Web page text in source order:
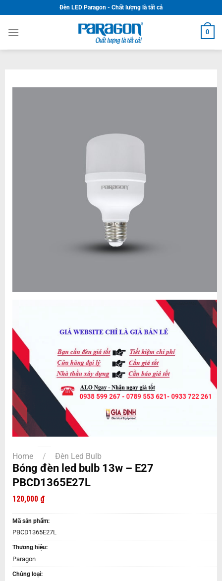
to
content
Đèn LED Paragon - Chất lượng là tất cả
0
Home / Đèn Led Bulb
Bóng đèn led bulb 13w – E27
PBCD1365E27L
120,000 ₫
Mã sản phẩm:
PBCD1365E27L
Thương hiệu:
Paragon
Chủng loại: